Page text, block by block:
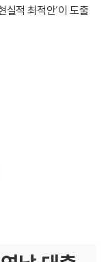
실적 최적안’이 도출